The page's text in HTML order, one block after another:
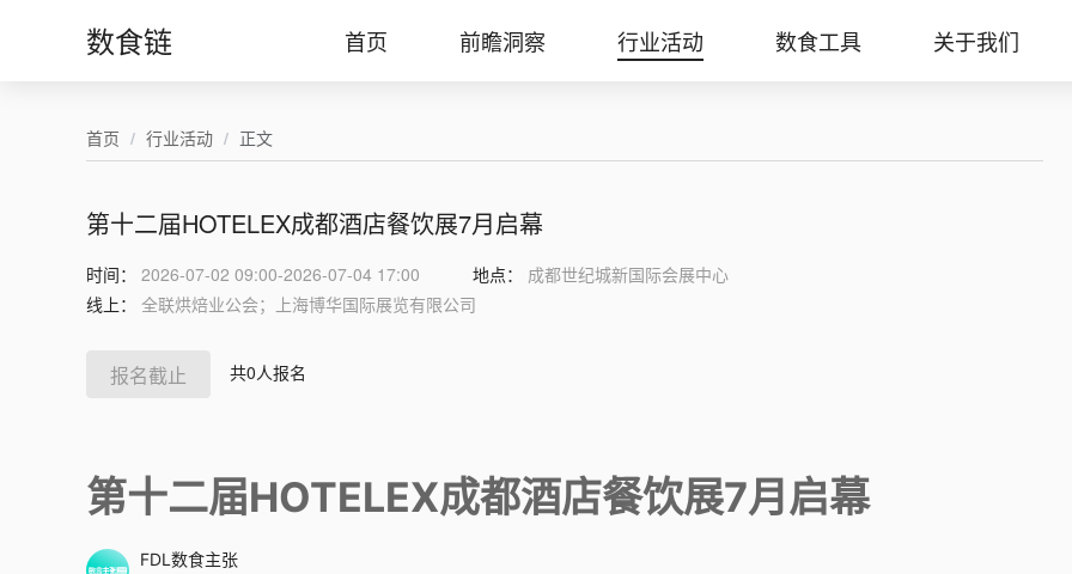
数食链 首页 前瞻洞察 行业活动 数食工具 关于我们
首页 / 行业活动 / 正文
第十二届HOTELEX成都酒店餐饮展7月启幕
时间： 2026-07-02 09:00-2026-07-04 17:00 地点：
成都世纪城新国际会展中心
线上：
全联烘焙业公会；上海博华国际展览有限公司
报名截止 共0人报名
第十二届HOTELEX成都酒店餐饮展7月启幕
FDL数食主张